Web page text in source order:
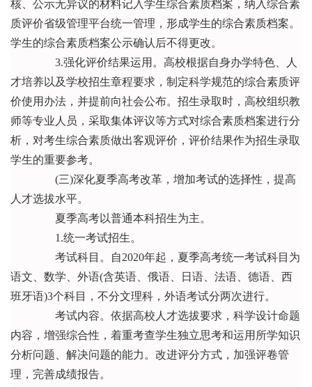
核、公示无异议的材料记入学生综合素质档案，纳入综合素
质评价省级管理平台统一管理，形成学生的综合素质档案。
学生的综合素质档案公示确认后不得更改。
3.强化评价结果运用。高校根据自身办学特色、人
才培养以及学校招生章程要求，制定科学规范的综合素质评
价使用办法，并提前向社会公布。招生录取时，高校组织教
师等专业人员，采取集体评议等方式对综合素质档案进行分
析，对考生综合素质做出客观评价，评价结果作为招生录取
学生的重要参考。
(三)深化夏季高考改革，增加考试的选择性，提高
人才选拔水平。
夏季高考以普通本科招生为主。
1.统一考试招生。
考试科目。自2020年起，夏季高考统一考试科目为
语文、数学、外语(含英语、俄语、日语、法语、德语、西
班牙语)3个科目，不分文理科，外语考试分两次进行。
考试内容。依据高校人才选拔要求，科学设计命题
内容，增强综合性，着重考查学生独立思考和运用所学知识
分析问题、解决问题的能力。改进评分方式，加强评卷管
理，完善成绩报告。